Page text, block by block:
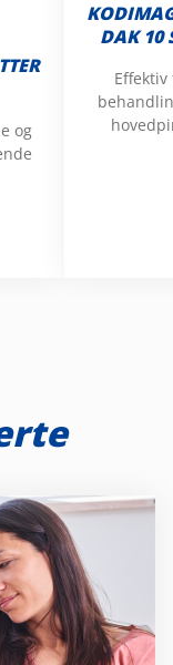
og
DAK 10
Effektiv